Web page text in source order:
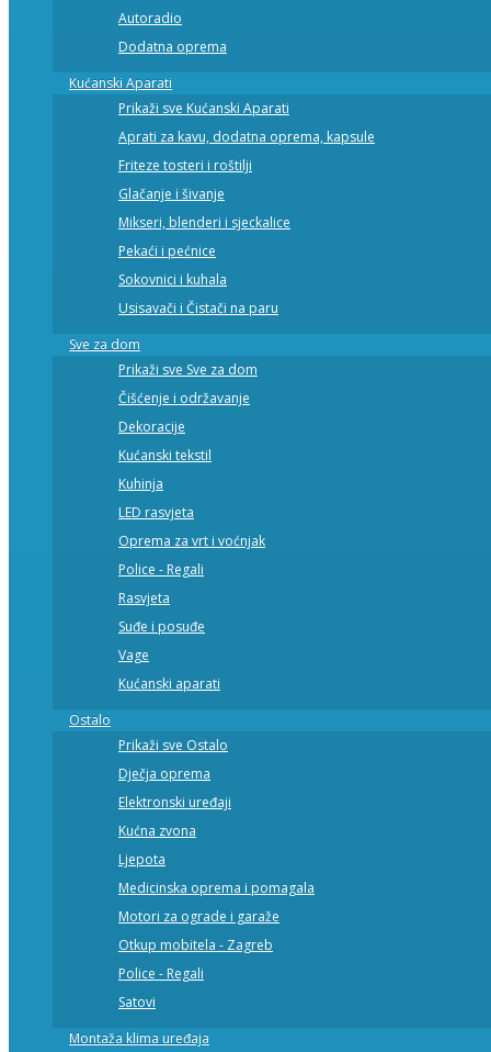
Autoradio
Dodatna oprema
Kućanski Aparati
Prikaži sve Kućanski Aparati
Aprati za kavu, dodatna oprema, kapsule
Friteze tosteri i roštilji
Glačanje i šivanje
Mikseri, blenderi i sjeckalice
Pekaći i pećnice
Sokovnici i kuhala
Usisavači i Čistači na paru
Sve za dom
Prikaži sve Sve za dom
Čišćenje i održavanje
Dekoracije
Kućanski tekstil
Kuhinja
LED rasvjeta
Oprema za vrt i voćnjak
Police - Regali
Rasvjeta
Suđe i posuđe
Vage
Kućanski aparati
Ostalo
Prikaži sve Ostalo
Dječja oprema
Elektronski uređaji
Kućna zvona
Ljepota
Medicinska oprema i pomagala
Motori za ograde i garaže
Otkup mobitela - Zagreb
Police - Regali
Satovi
Montaža klima uređaja